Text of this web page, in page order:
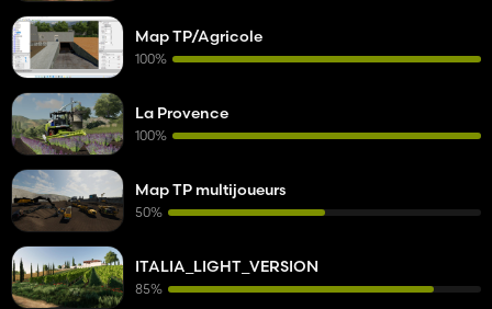
Map TP/Agricole
100%
La Provence
100%
Map TP multijoueurs
50%
ITALIA_LIGHT_VERSION
85%